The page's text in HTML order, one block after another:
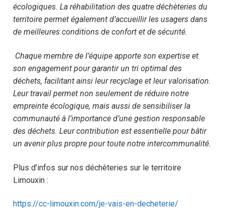
écologiques. La réhabilitation des quatre déchèteries du
territoire permet également d’accueillir les usagers dans
de meilleures conditions de confort et de sécurité.
Chaque membre de l’équipe apporte son expertise et
son engagement pour garantir un tri optimal des
déchets, facilitant ainsi leur recyclage et leur valorisation.
Leur travail permet non seulement de réduire notre
empreinte écologique, mais aussi de sensibiliser la
communauté à l’importance d’une gestion responsable
des déchets. Leur contribution est essentielle pour bâtir
un avenir plus propre pour toute notre intercommunalité.
Plus d’infos sur nos déchèteries sur le territoire
Limouxin :
https://cc-limouxin.com/je-vais-en-decheterie/